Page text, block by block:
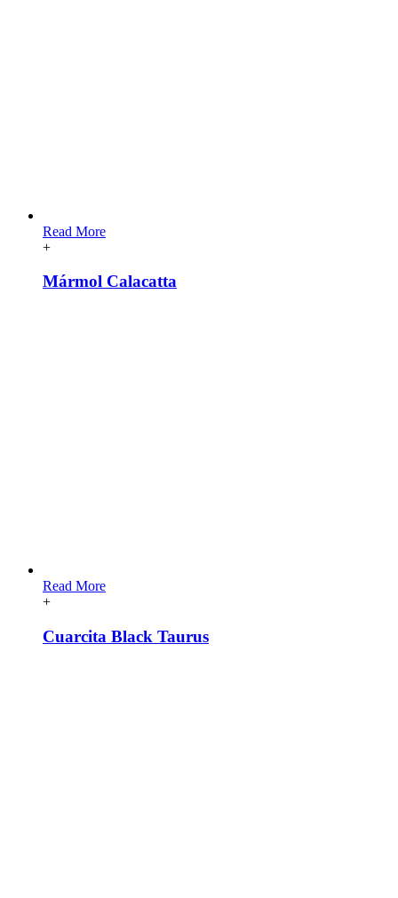
Read More
+
Mármol Calacatta
Read More
+
Cuarcita Black Taurus